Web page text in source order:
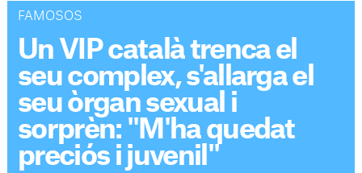
FAMOSOS
Un VIP català trenca el
seu complex, s'allarga el
seu òrgan sexual i
sorprèn: "M'ha quedat
preciós i juvenil"